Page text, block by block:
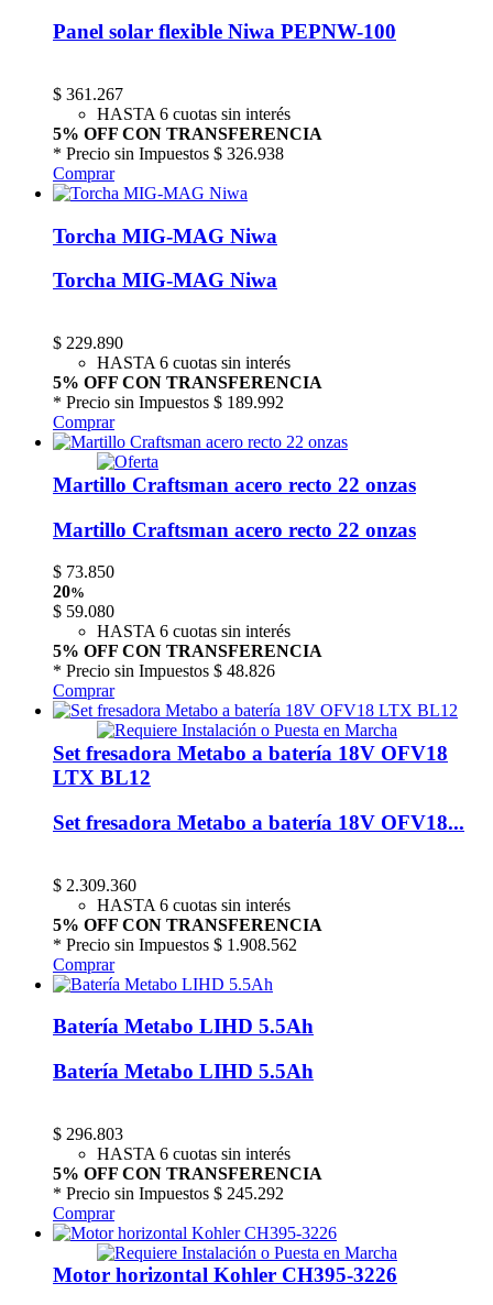
Panel solar flexible Niwa PEPNW-100
$ 361.267
HASTA 6 cuotas sin interés
5% OFF CON TRANSFERENCIA
* Precio sin Impuestos $ 326.938
Comprar
Torcha MIG-MAG Niwa
Torcha MIG-MAG Niwa
$ 229.890
HASTA 6 cuotas sin interés
5% OFF CON TRANSFERENCIA
* Precio sin Impuestos $ 189.992
Comprar
Martillo Craftsman acero recto 22 onzas
Martillo Craftsman acero recto 22 onzas
$ 73.850
20%
$ 59.080
HASTA 6 cuotas sin interés
5% OFF CON TRANSFERENCIA
* Precio sin Impuestos $ 48.826
Comprar
Set fresadora Metabo a batería 18V OFV18
LTX BL12
Set fresadora Metabo a batería 18V OFV18...
$ 2.309.360
HASTA 6 cuotas sin interés
5% OFF CON TRANSFERENCIA
* Precio sin Impuestos $ 1.908.562
Comprar
Batería Metabo LIHD 5.5Ah
Batería Metabo LIHD 5.5Ah
$ 296.803
HASTA 6 cuotas sin interés
5% OFF CON TRANSFERENCIA
* Precio sin Impuestos $ 245.292
Comprar
Motor horizontal Kohler CH395-3226